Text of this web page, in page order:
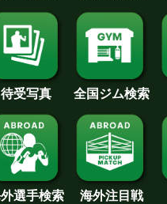
待受写真 全国ジム検索
選手検索 海外注目戦